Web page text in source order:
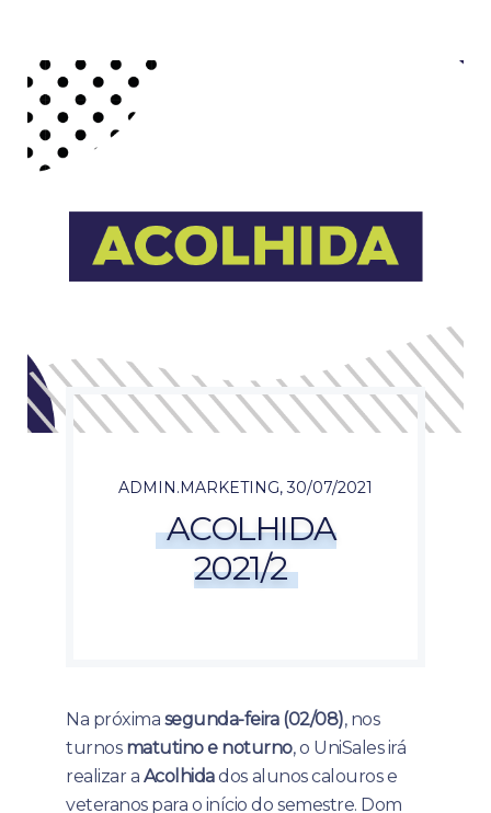
ADMIN.MARKETING,30/07/2021
ACOLHIDA
2021/2
Na próxima segunda-feira (02/08), nos
turnos matutino e noturno, o UniSales irá
realizar a Acolhidados alunos calouros e
veteranos para o início do semestre. Dom